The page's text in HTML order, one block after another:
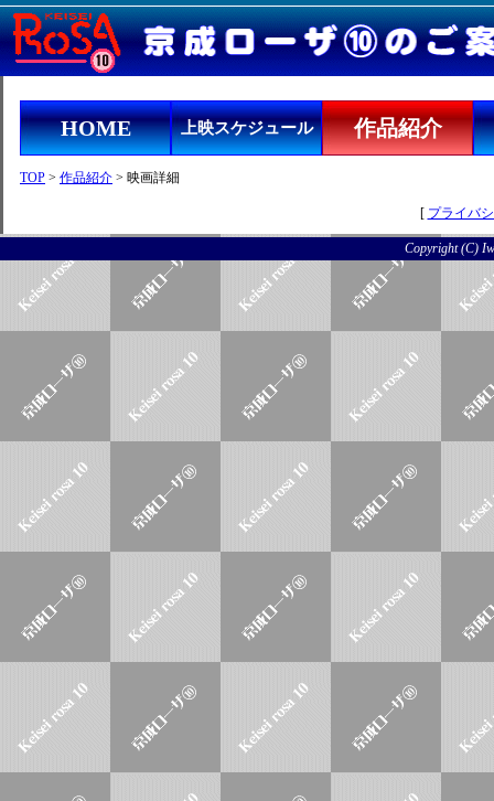
HOME 上映スケジュール 作品紹介
TOP > 作品紹介 > 映画詳細
[ プライバ
Copyright (C)